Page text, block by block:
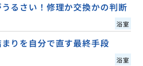
るさい！修理か交換かの判断
浴室
りを自分で直す最終手段
浴室